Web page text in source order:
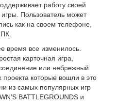
работу своей
Пользователь может
как на своем телефоне,
время все изменилось.
карточная игра,
или небрежный
которые вошли в это
из самых популярных игр
BATTLEGROUNDS и